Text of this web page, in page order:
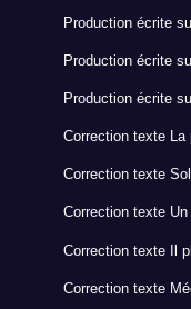
Production écrite
Production écrite
Production écrite
Correction texte La
Correction texte
Correction texte
Correction texte Il
Correction texte